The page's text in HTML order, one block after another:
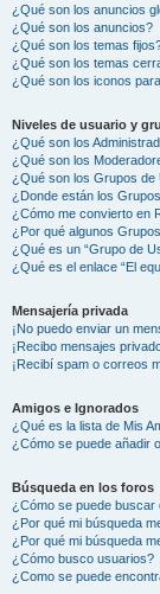
¿Qué son los anuncios
¿Qué son los anuncios?
¿Qué son los temas
¿Qué son los temas
¿Qué son los iconos
Niveles de usuario y
¿Qué son los
¿Qué son los
¿Qué son los Grupos de
¿Donde están los
¿Cómo me convierto en
¿Por qué algunos
¿Qué es un “Grupo de
¿Qué es el enlace “El
Mensajería privada
¡No puedo enviar un
¡Recibo mensajes
¡Recibí spam o correos
Amigos e Ignorados
¿Qué es la lista de Mis
¿Cómo se puede añadir
Búsqueda en los foros
¿Cómo se puede
¿Por qué mi búsqueda
¿Por qué mi búsqueda
¿Cómo busco usuarios?
¿Como se puede